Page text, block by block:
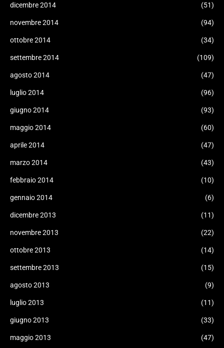
dicembre 2014 (51)
novembre 2014 (94)
ottobre 2014 (34)
settembre 2014 (109)
agosto 2014 (47)
luglio 2014 (96)
giugno 2014 (93)
maggio 2014 (60)
aprile 2014 (47)
marzo 2014 (43)
febbraio 2014 (10)
gennaio 2014 (6)
dicembre 2013 (11)
novembre 2013 (22)
ottobre 2013 (14)
settembre 2013 (15)
agosto 2013 (9)
luglio 2013 (11)
giugno 2013 (33)
maggio 2013 (47)